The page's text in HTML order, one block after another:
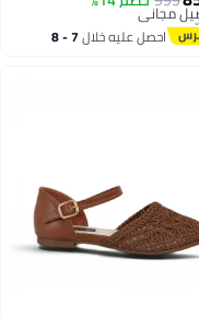
بسرعة
مجاني
احصل عليه خلال 7 - 8